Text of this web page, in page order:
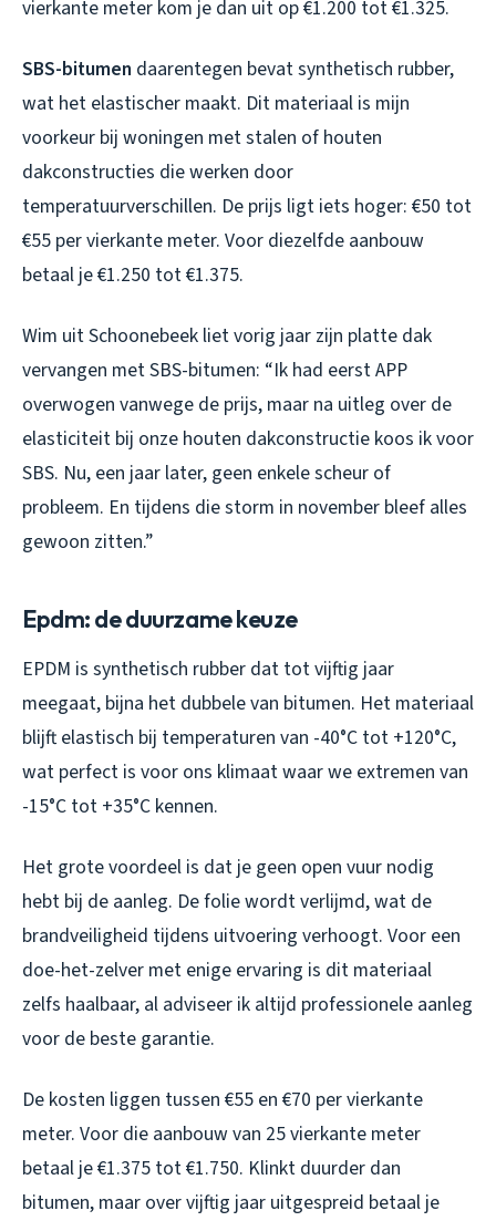
vierkante meter kom je dan uit op €1.200 tot €1.325.
SBS-bitumen daarentegen bevat synthetisch rubber,
wat het elastischer maakt. Dit materiaal is mijn
voorkeur bij woningen met stalen of houten
dakconstructies die werken door
temperatuurverschillen. De prijs ligt iets hoger: €50 tot
€55 per vierkante meter. Voor diezelfde aanbouw
betaal je €1.250 tot €1.375.
Wim uit Schoonebeek liet vorig jaar zijn platte dak
vervangen met SBS-bitumen: “Ik had eerst APP
overwogen vanwege de prijs, maar na uitleg over de
elasticiteit bij onze houten dakconstructie koos ik voor
SBS. Nu, een jaar later, geen enkele scheur of
probleem. En tijdens die storm in november bleef alles
gewoon zitten.”
Epdm: de duurzame keuze
EPDM is synthetisch rubber dat tot vijftig jaar
meegaat, bijna het dubbele van bitumen. Het materiaal
blijft elastisch bij temperaturen van -40°C tot +120°C,
wat perfect is voor ons klimaat waar we extremen van
-15°C tot +35°C kennen.
Het grote voordeel is dat je geen open vuur nodig
hebt bij de aanleg. De folie wordt verlijmd, wat de
brandveiligheid tijdens uitvoering verhoogt. Voor een
doe-het-zelver met enige ervaring is dit materiaal
zelfs haalbaar, al adviseer ik altijd professionele aanleg
voor de beste garantie.
De kosten liggen tussen €55 en €70 per vierkante
meter. Voor die aanbouw van 25 vierkante meter
betaal je €1.375 tot €1.750. Klinkt duurder dan
bitumen, maar over vijftig jaar uitgespreid betaal je